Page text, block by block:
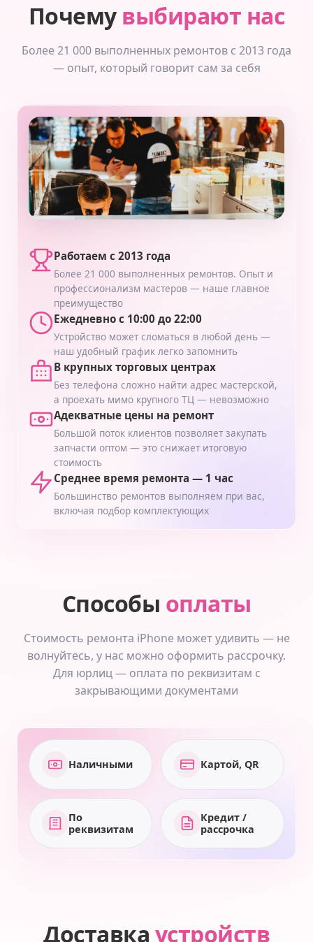
Почему выбирают нас
Более 21 000 выполненных ремонтов с 2013 года
— опыт, который говорит сам за себя
Работаем с 2013 года
Более 21 000 выполненных ремонтов. Опыт и
профессионализм мастеров — наше главное
преимущество
Ежедневно с 10:00 до 22:00
Устройство может сломаться в любой день —
наш удобный график легко запомнить
В крупных торговых центрах
Без телефона сложно найти адрес мастерской,
а проехать мимо крупного ТЦ — невозможно
Адекватные цены на ремонт
Большой поток клиентов позволяет закупать
запчасти оптом — это снижает итоговую
стоимость
Среднее время ремонта — 1 час
Большинство ремонтов выполняем при вас,
включая подбор комплектующих
Способы оплаты
Стоимость ремонта iPhone может удивить — не
волнуйтесь, у нас можно оформить рассрочку.
Для юрлиц — оплата по реквизитам с
закрывающими документами
Наличными Картой, QR
По
реквизитам
Кредит /
рассрочка
Доставка устройств